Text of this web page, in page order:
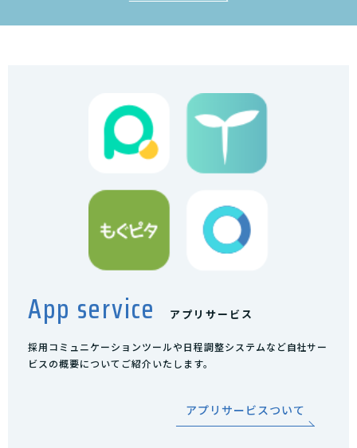
App service アプリサービス
採用コミュニケーションツールや日程調整システムなど自社サー
ビスの概要についてご紹介いたします。
アプリサービスついて